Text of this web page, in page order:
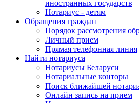
иностранных государств
Нотариус - детям
Обращения граждан
Порядок рассмотрения
Личный прием
Прямая телефонная линия
Найти нотариуса
Нотариусы Беларуси
Нотариальные конторы
Поиск ближайшей
Онлайн запись на прием